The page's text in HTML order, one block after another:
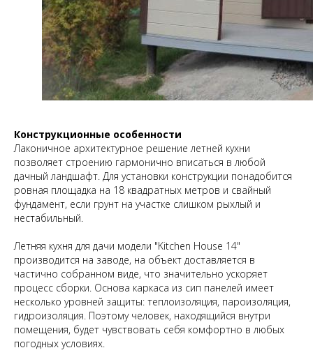
Конструкционные особенности
Лаконичное архитектурное решение летней кухни
позволяет строению гармонично вписаться в любой
дачный ландшафт. Для установки конструкции понадобится
ровная площадка на 18 квадратных метров и свайный
фундамент, если грунт на участке слишком рыхлый и
нестабильный.
Летняя кухня для дачи модели "Kitchen House 14"
производится на заводе, на объект доставляется в
частично собранном виде, что значительно ускоряет
процесс сборки. Основа каркаса из сип панелей имеет
несколько уровней защиты: теплоизоляция, пароизоляция,
гидроизоляция. Поэтому человек, находящийся внутри
помещения, будет чувствовать себя комфортно в любых
погодных условиях.